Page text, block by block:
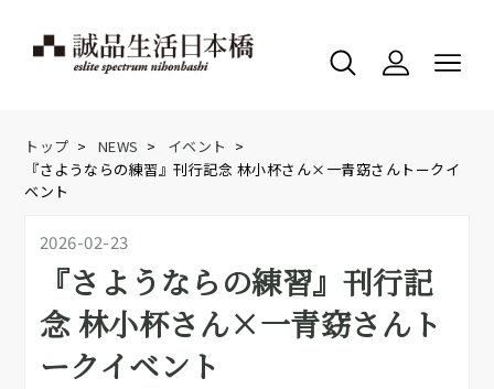
トップ > NEWS > イベント >
『さようならの練習』刊行記念 林小杯さん×一青窈さんトークイ
ベント
2026-02-23
『さようならの練習』刊行記
念 林小杯さん×一青窈さんト
ークイベント